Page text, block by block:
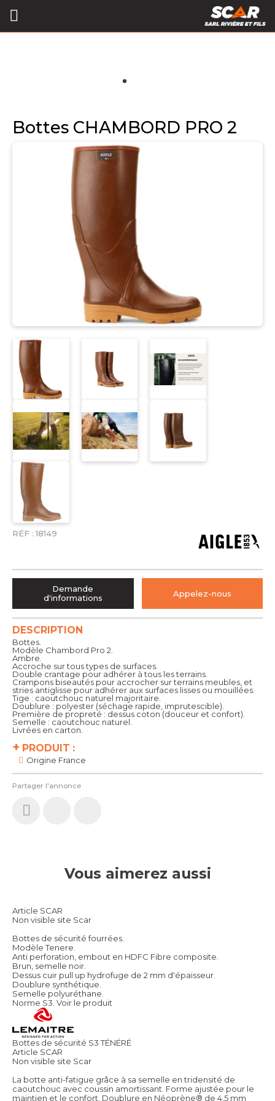
Bottes CHAMBORD PRO 2
RÉF : 18149
+ PRODUIT :
Origine France
Partager l'annonce
DESCRIPTION
Bottes.
Modèle Chambord Pro 2.
Ambre.
Accroche sur tous types de surfaces.
Double crantage pour adhérer à tous les terrains.
Crampons biseautés pour accrocher sur terrains meubles, et
stries antiglisse pour adhérer aux surfaces lisses ou mouillées.
Tige : caoutchouc naturel majoritaire.
Doublure : polyester (séchage rapide, imprutescible).
Première de propreté : dessus coton (douceur et confort).
Semelle : caoutchouc naturel.
Livrées en carton.
Demande
d'informations
Appelez-nous
Vous aimerez aussi
Article SCAR
Non visible site Scar
Bottes de sécurité fourrées.
Modèle Tenere.
Anti perforation, embout en HDFC Fibre composite.
Brun, semelle noir.
Dessus cuir pull up hydrofuge de 2 mm d'épaisseur.
Doublure synthétique.
Semelle polyuréthane.
Norme S3. Voir le produit
Bottes de sécurité S3 TÉNÉRÉ
Article SCAR
Non visible site Scar
La botte anti-fatigue grâce à sa semelle en tridensité de
caoutchouc avec coussin amortissant. Forme ajustée pour le
maintien et le confort. Doublure en Néoprène® de 4,5 mm